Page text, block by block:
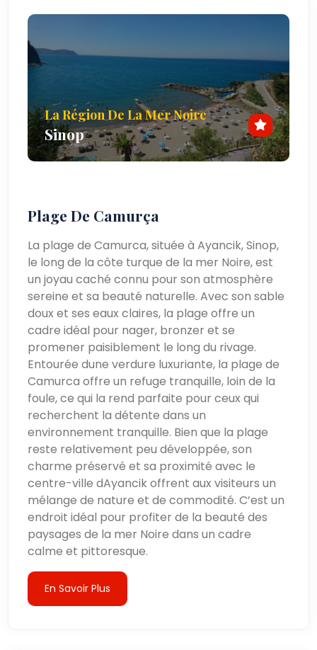
La Région De La Mer Noire
Sinop
Plage De Camurça
La plage de Camurca, située à Ayancik, Sinop,
le long de la côte turque de la mer Noire, est
un joyau caché connu pour son atmosphère
sereine et sa beauté naturelle. Avec son sable
doux et ses eaux claires, la plage offre un
cadre idéal pour nager, bronzer et se
promener paisiblement le long du rivage.
Entourée dune verdure luxuriante, la plage de
Camurca offre un refuge tranquille, loin de la
foule, ce qui la rend parfaite pour ceux qui
recherchent la détente dans un
environnement tranquille. Bien que la plage
reste relativement peu développée, son
charme préservé et sa proximité avec le
centre-ville dAyancik offrent aux visiteurs un
mélange de nature et de commodité. C’est un
endroit idéal pour profiter de la beauté des
paysages de la mer Noire dans un cadre
calme et pittoresque.
En Savoir Plus